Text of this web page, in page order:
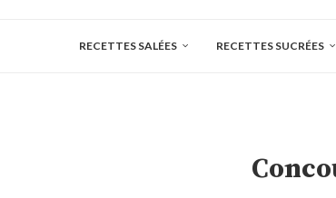
RECETTES SALÉES RECETTES SUCRÉES